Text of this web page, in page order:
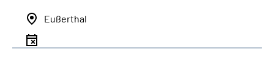
Eußerthal